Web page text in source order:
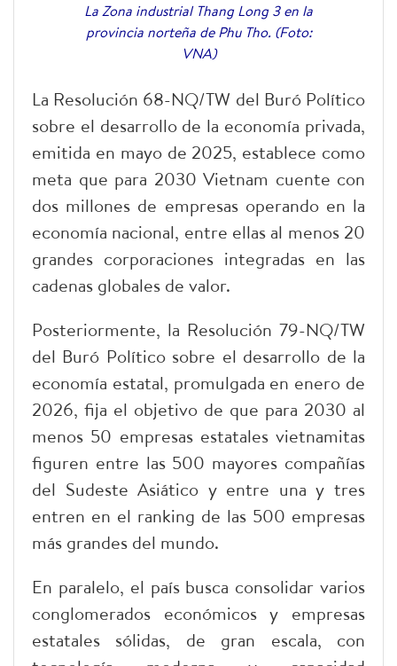
La Zona industrial Thang Long 3 en la
provincia norteña de Phu Tho. (Foto:
VNA)
La Resolución 68-NQ/TW del Buró Político
sobre el desarrollo de la economía privada,
emitida en mayo de 2025, establece como
meta que para 2030 Vietnam cuente con
dos millones de empresas operando en la
economía nacional, entre ellas al menos 20
grandes corporaciones integradas en las
cadenas globales de valor.
Posteriormente, la Resolución 79-NQ/TW
del Buró Político sobre el desarrollo de la
economía estatal, promulgada en enero de
2026, fija el objetivo de que para 2030 al
menos 50 empresas estatales vietnamitas
figuren entre las 500 mayores compañías
del Sudeste Asiático y entre una y tres
entren en el ranking de las 500 empresas
más grandes del mundo.
En paralelo, el país busca consolidar varios
conglomerados económicos y empresas
estatales sólidas, de gran escala, con